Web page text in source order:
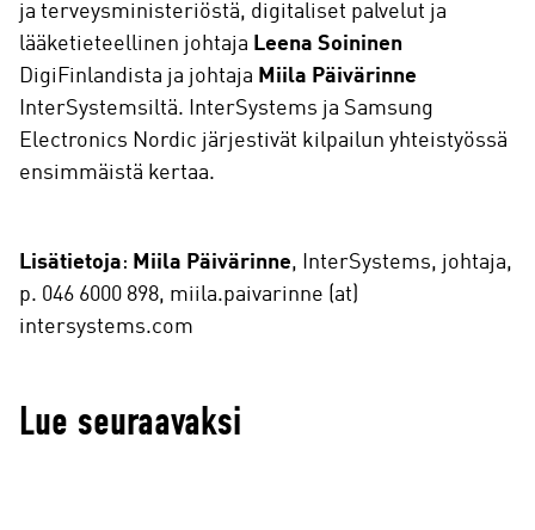
ja terveysministeriöstä, digitaliset palvelut ja
lääketieteellinen johtaja Leena Soininen
DigiFinlandista ja johtaja Miila Päivärinne
InterSystemsiltä. InterSystems ja Samsung
Electronics Nordic järjestivät kilpailun yhteistyössä
ensimmäistä kertaa.
Lisätietoja: Miila Päivärinne, InterSystems, johtaja,
p. 046 6000 898, miila.paivarinne (at)
intersystems.com
Lue seuraavaksi